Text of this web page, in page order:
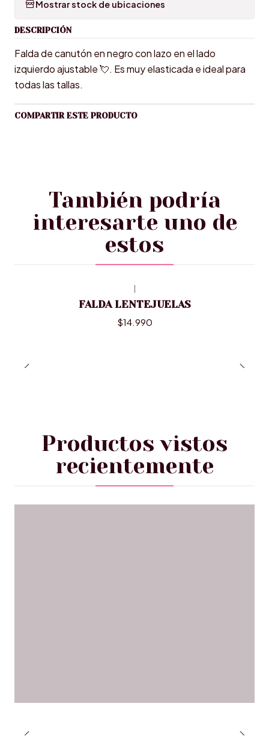
Mostrar stock de ubicaciones
DESCRIPCIÓN
Falda de canutón en negro con lazo en el lado
izquierdo ajustable 💘. Es muy elasticada e ideal para
todas las tallas.
COMPARTIR ESTE PRODUCTO
También podría
interesarte uno de
estos
FALDA LENTEJUELAS
$14.990
Productos vistos
recientemente